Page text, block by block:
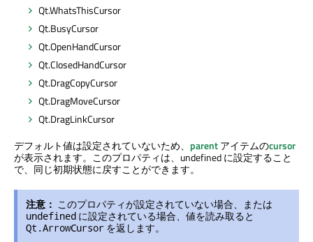
Qt.WhatsThisCursor
Qt.BusyCursor
Qt.OpenHandCursor
Qt.ClosedHandCursor
Qt.DragCopyCursor
Qt.DragMoveCursor
Qt.DragLinkCursor
デフォルト値は設定されていないため、 parentアイテムのcursor
が表示されます。このプロパティは、undefined に設定すること
で、同じ初期状態に戻すことができます。
注意： このプロパティが設定されていない場合、または
undefined に設定されている場合、値を読み取ると
Qt.ArrowCursor を返します。